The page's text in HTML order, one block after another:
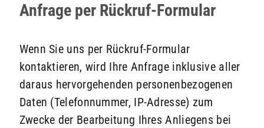
Anfrage per Rückruf-Formular
Wenn Sie uns per Rückruf-Formular
kontaktieren, wird Ihre Anfrage inklusive aller
daraus hervorgehenden personenbezogenen
Daten (Telefonnummer, IP-Adresse) zum
Zwecke der Bearbeitung Ihres Anliegens bei